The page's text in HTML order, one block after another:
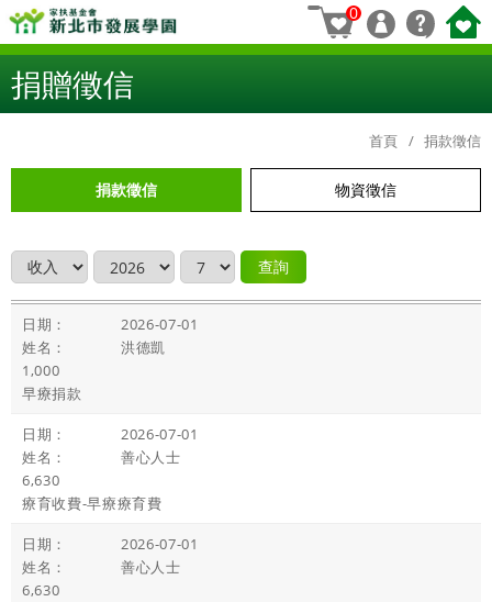
0
捐贈徵信
首頁 捐款徵信
捐款徵信 物資徵信
查詢
2026-07-01
洪德凱
1,000
早療捐款
2026-07-01
善心人士
6,630
療育收費-早療療育費
2026-07-01
善心人士
6,630